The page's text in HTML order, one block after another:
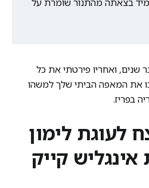
שנים, ואחריו פירטתי את כל
את המאפה הביתי שלך למשהו
בפריז.
לעוגת לימון
אינגליש קייק